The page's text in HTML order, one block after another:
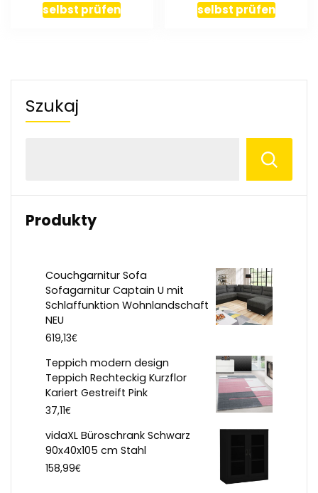
selbst prüfen selbst prüfen
Szukaj
Produkty
Couchgarnitur Sofa
Sofagarnitur Captain U mit
Schlaffunktion Wohnlandschaft
NEU
619,13€
Teppich modern design
Teppich Rechteckig Kurzflor
Kariert Gestreift Pink
37,11€
vidaXL Büroschrank Schwarz
90x40x105 cm Stahl
158,99€